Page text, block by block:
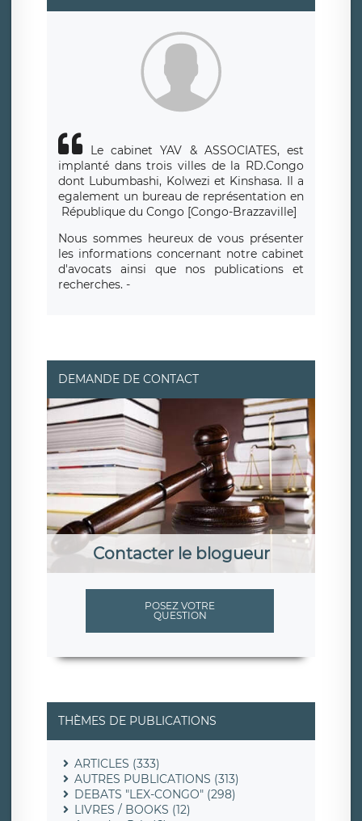
d’une autorité de contrôle.
Le cabinet YAV & ASSOCIATES, est
implanté dans trois villes de la RD.Congo
dont Lubumbashi, Kolwezi et Kinshasa.
Il a
egalement un bureau de représentation en
République du Congo [Congo-Brazzaville]
Nous sommes heureux de vous présenter
les informations concernant notre cabinet
d'avocats ainsi que nos publications et
recherches. -
DEMANDE DE CONTACT
Contacter le blogueur
POSEZ VOTRE
QUESTION
THÈMES DE PUBLICATIONS
ARTICLES (333)
AUTRES PUBLICATIONS (313)
DEBATS "LEX-CONGO" (298)
LIVRES / BOOKS (12)